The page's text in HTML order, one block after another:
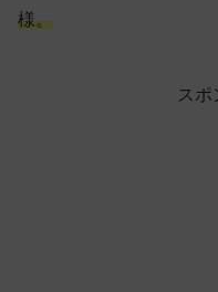
様。
スポ